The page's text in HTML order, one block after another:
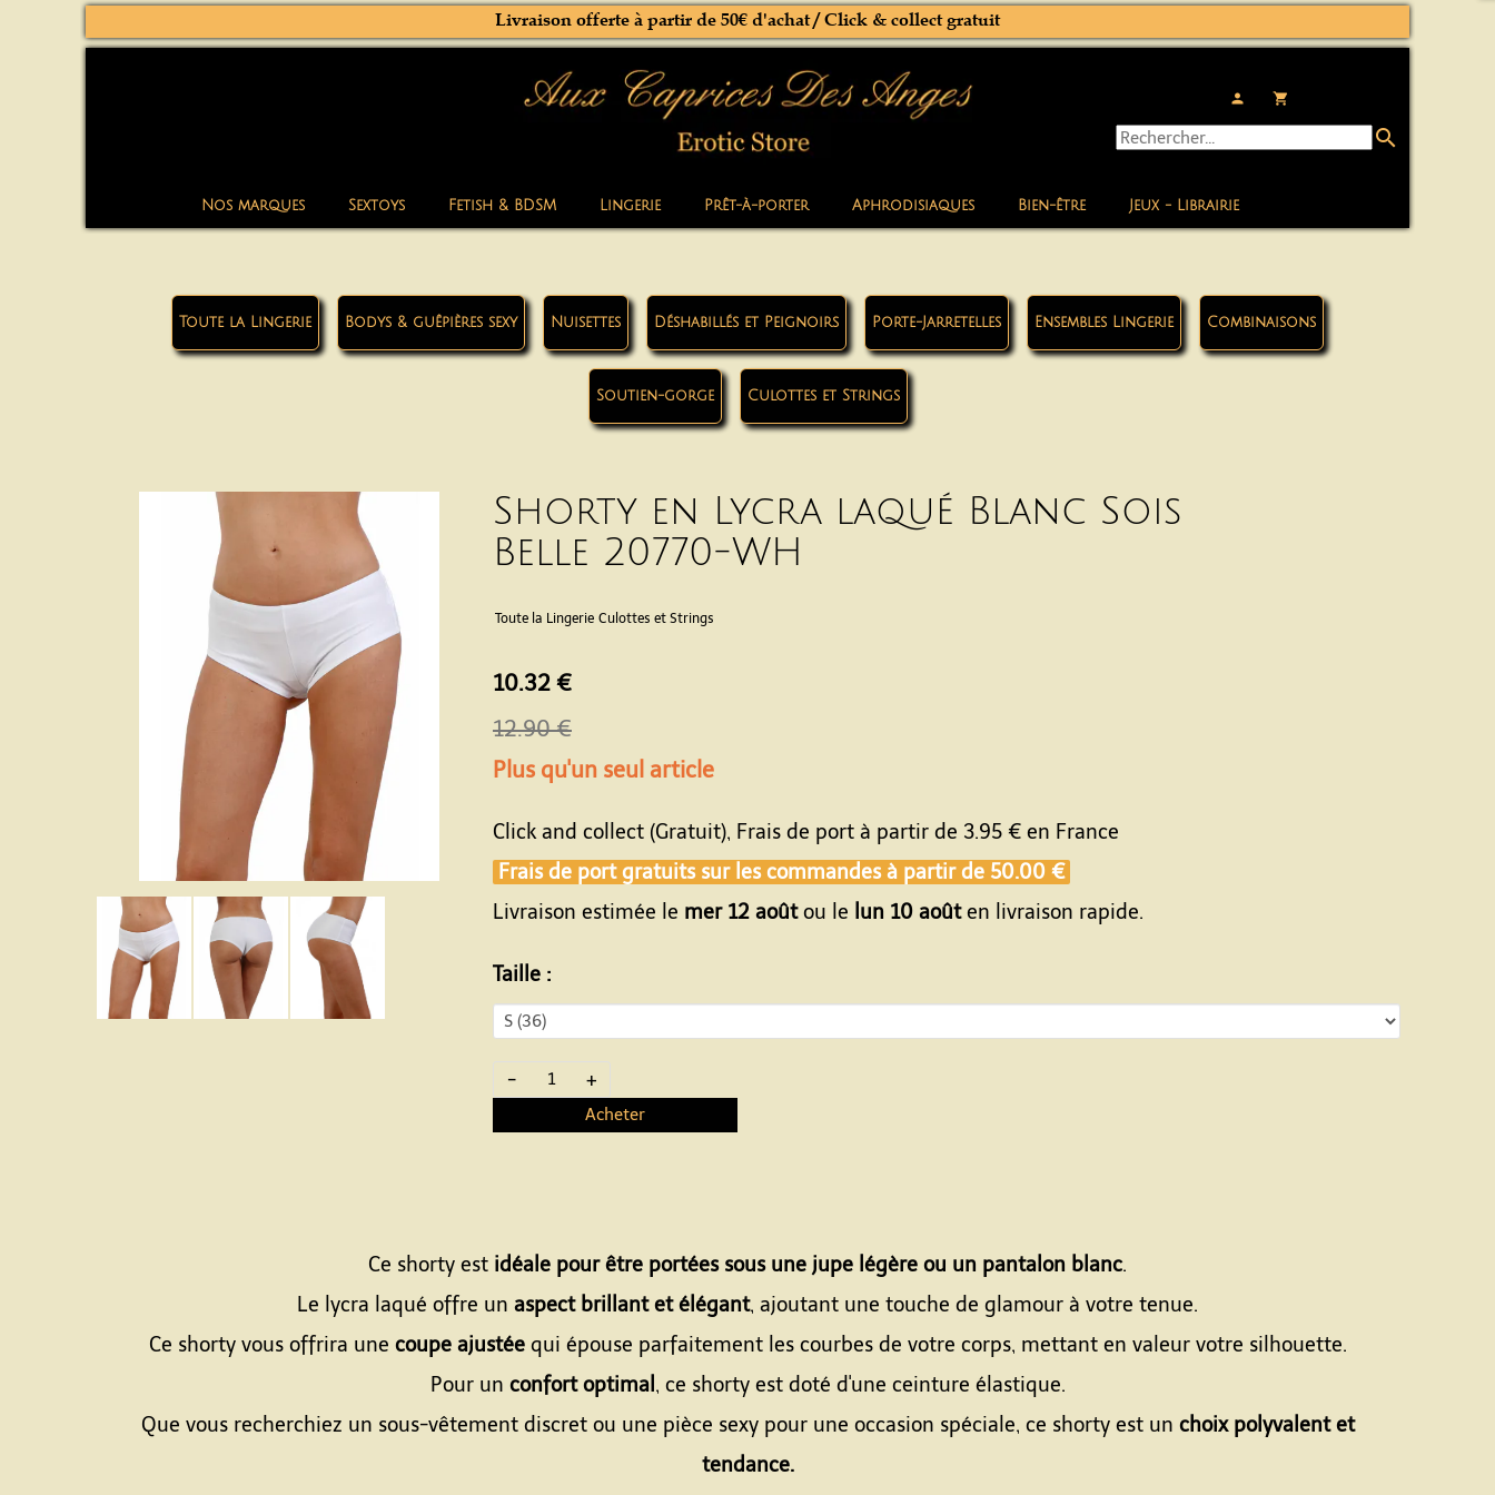
Nos marques Sextoys Fetish & BDSM Lingerie Prêt-à-porter Aphrodisiaques Bien-être Jeux - Librairie
person local_grocery_store
Livraison offerte à partir de 50€ d'achat / Click & collect gratuit
search
Toute la Lingerie Bodys & guêpières sexy Nuisettes Déshabillés et Peignoirs Porte-Jarretelles Ensembles Lingerie Combinaisons
Soutien-gorge Culottes et Strings
Shorty en Lycra laqué Blanc Sois
Belle 20770-WH
Toute la Lingerie Culottes et Strings
10.32 €
12.90 €
Plus qu'un seul article
Click and collect (Gratuit), Frais de port à partir de 3.95 € en France
Frais de port gratuits sur les commandes à partir de 50.00 €
Livraison estimée le mer 12 aoûtou le lun 10 aoûten livraison rapide.
Taille :
- +
Acheter
Ce shorty est idéale pour être portées sous une jupe légère ou un pantalon blanc.
Le lycra laqué offre un aspect brillant et élégant, ajoutant une touche de glamour à votre tenue.
Ce shorty vous offrira une coupe ajustéequi épouse parfaitement les courbes de votre corps, mettant en valeur votre silhouette.
Pour un confort optimal , ce shorty est doté d'une ceinture élastique.
Que vous recherchiez un sous-vêtement discret ou une pièce sexy pour une occasion spéciale, ce shorty est un choix polyvalent et
tendance.